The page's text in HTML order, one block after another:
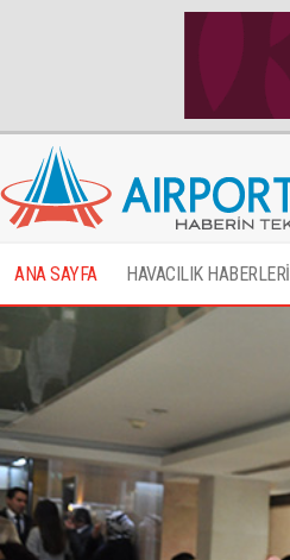
ANA SAYFA HAVACILIK HABERLERİ